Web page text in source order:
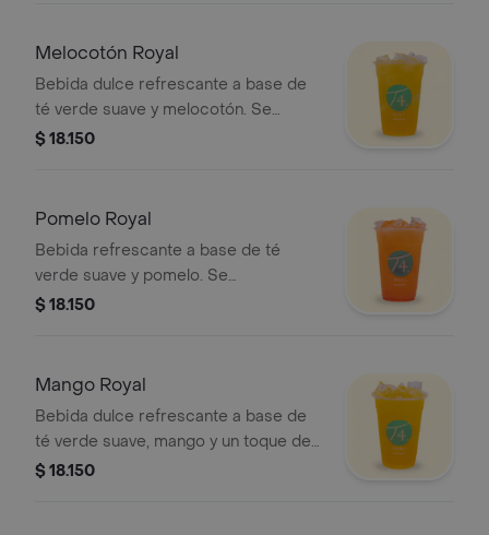
Melocotón Royal
Bebida dulce refrescante a base de
té verde suave y melocotón. Se
recomienda sin azúcar.
$ 18.150
Pomelo Royal
Bebida refrescante a base de té
verde suave y pomelo. Se
recomienda sin azúcar.
$ 18.150
Mango Royal
Bebida dulce refrescante a base de
té verde suave, mango y un toque de
miel. Se recomienda sin azúcar.
$ 18.150